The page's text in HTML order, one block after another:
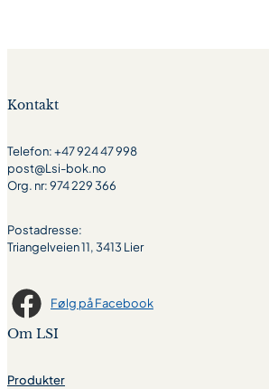
Kontakt
Telefon: +47 924 47 998
post@Lsi-bok.no
Org. nr: 974 229 366
Postadresse:
Triangelveien 11, 3413 Lier
Følg på Facebook
Om LSI
Produkter